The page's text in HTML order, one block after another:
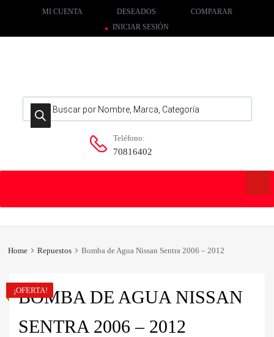
MI CUENTA DESEADOS
COMPARAR
INICIAR SESIÓN
Búsqueda de productos
Teléfono:
70816402
content
Home Repuestos Bomba de Agua Nissan Sentra 2006 – 2012
BOMBA DE AGUA NISSAN
SENTRA 2006 – 2012
¡OFERTA!